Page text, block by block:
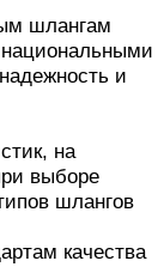
шлангам
и
на
выборе
шлангов
качества